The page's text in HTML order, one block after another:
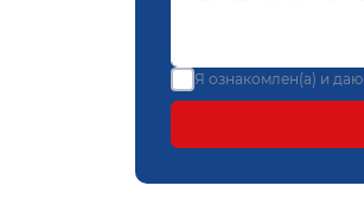
Я ознакомлен(а) и даю